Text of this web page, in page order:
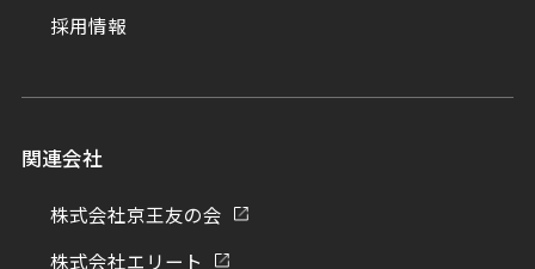
採用情報
関連会社
株式会社京王友の会
株式会社エリート